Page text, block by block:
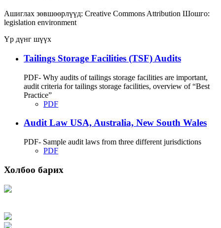
Ашиглах зөвшөөрлүүд: Creative Commons Attribution Шошго:
legislation environment
Үр дүнг шүүх
Tailings Storage Facilities (TSF) Audits
PDF- Why audits of tailings storage facilities are important,
audit criteria for tailings storage facilities, overview of “Best
Practice”
PDF
Audit Law USA, Australia, New South Wales
PDF- Sample audit laws from three different jurisdictions
PDF
Холбоо барих